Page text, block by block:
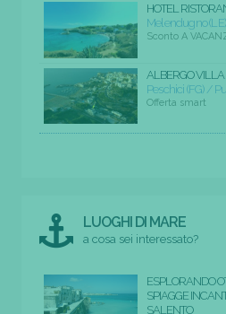
HOTEL
Melendugno
Sconto A
ALBERGO
Peschici (FG) /
Offerta smart
LUOGHI DI MARE
a cosa sei interessato?
ESPLORANDO
SPIAGGE
SALENTO